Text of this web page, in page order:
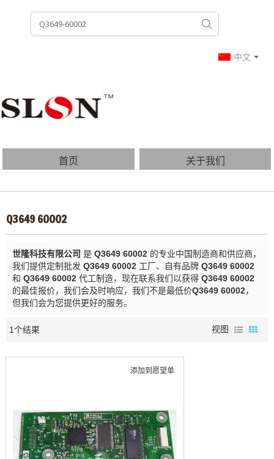
中文
首页 关于我们
产品列表 博客
常见问题
Q3649 60002
世隆科技有限公司 是 Q3649 60002 的专业中国制造商和供应商，
我们提供定制批发 Q3649 60002 工厂、自有品牌 Q3649 60002
和 Q3649 60002 代工制造，现在联系我们以获得 Q3649 60002
的最佳报价，我们会及时响应，我们不是最低价Q3649 60002，
但我们会为您提供更好的服务。
1个结果 视图
添加到愿望单